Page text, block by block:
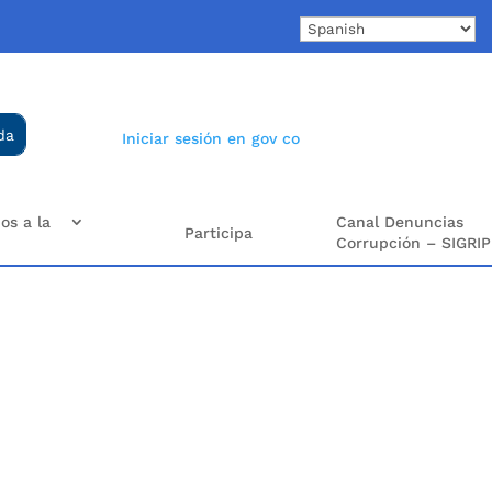
Iniciar sesión en gov co
a la
Participa
Canal Denuncias
Corrupción – SIGRIP